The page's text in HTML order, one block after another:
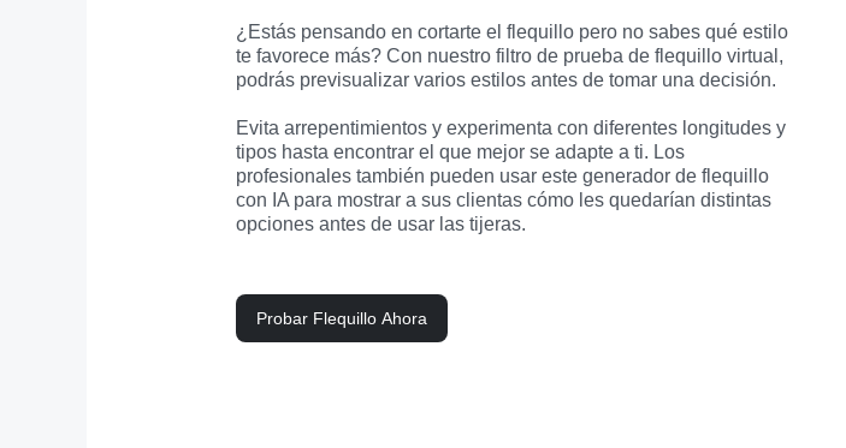
¿Estás pensando en cortarte el flequillo pero no sabes qué estilo
te favorece más? Con nuestro filtro de prueba de flequillo virtual,
podrás previsualizar varios estilos antes de tomar una decisión.
Evita arrepentimientos y experimenta con diferentes longitudes y
tipos hasta encontrar el que mejor se adapte a ti. Los
profesionales también pueden usar este generador de flequillo
con IA para mostrar a sus clientas cómo les quedarían distintas
opciones antes de usar las tijeras.
Probar Flequillo Ahora